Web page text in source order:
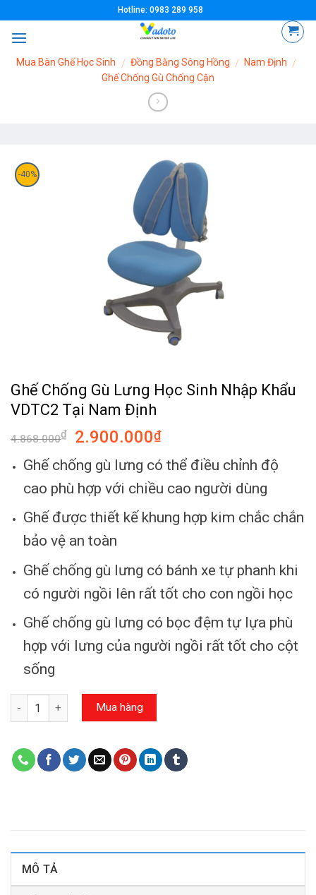
content
Hotline: 0983 289 958
Mua Bàn Ghế Học Sinh / Đồng Bằng Sông Hồng / Nam Định /
Ghế Chống Gù Chống Cận
-40%
Ghế Chống Gù Lưng Học Sinh Nhập Khẩu
VDTC2 Tại Nam Định
4.868.000₫ 2.900.000₫
Ghế chống gù lưng có thể điều chỉnh độ
cao phù hợp với chiều cao người dùng
Ghế được thiết kế khung hợp kim chắc chắn
bảo vệ an toàn
Ghế chống gù lưng có bánh xe tự phanh khi
có người ngồi lên rất tốt cho con ngồi học
Ghế chống gù lưng có bọc đệm tự lựa phù
hợp với lưng của người ngồi rất tốt cho cột
sống
Số lượng Mua hàng
MÔ TẢ